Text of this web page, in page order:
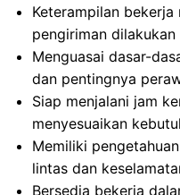
Keterampilan
pengiriman
Menguasai dasar-
dan pentingnya
Siap menjalani jam
menyesuaikan
Memiliki
lintas dan
Bersedia bekerja